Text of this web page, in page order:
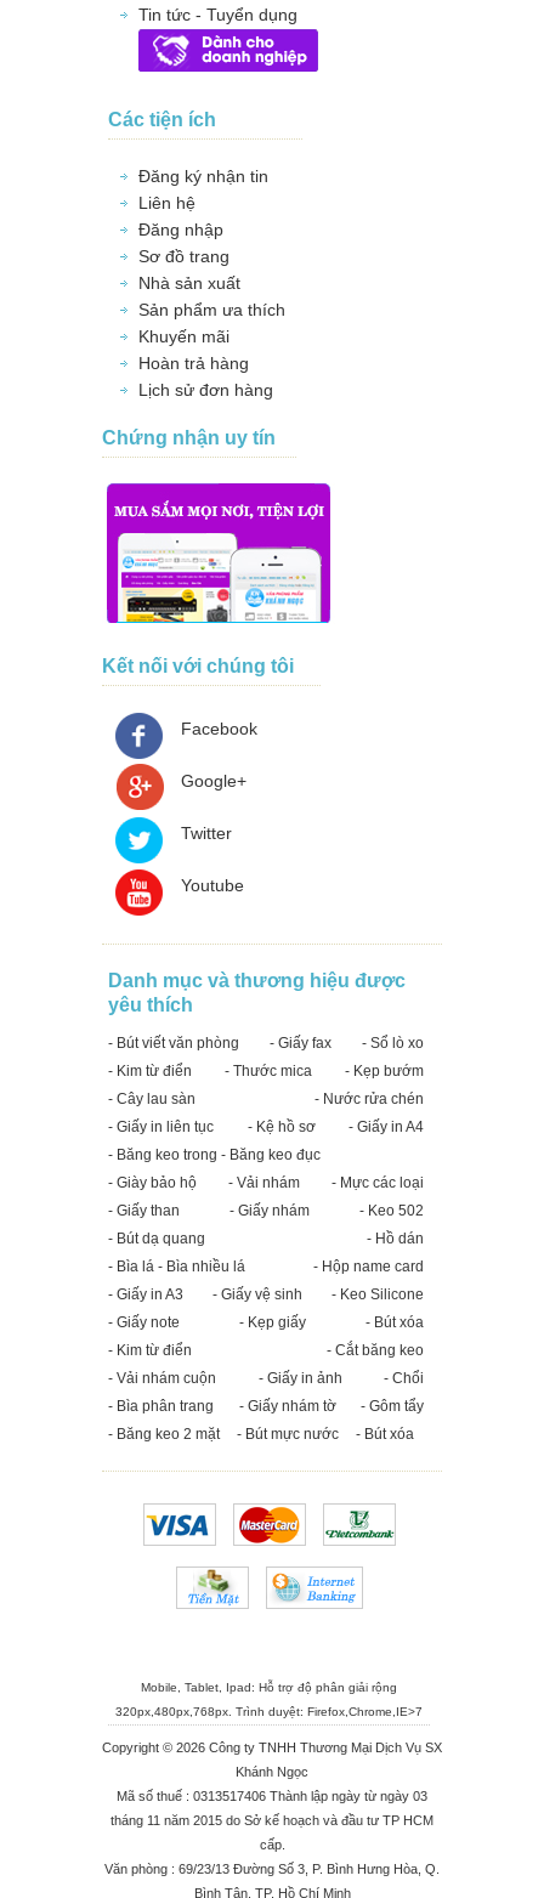
Tin tức - Tuyển dụng
Các tiện ích
Đăng ký nhận tin
Liên hệ
Đăng nhập
Sơ đồ trang
Nhà sản xuất
Sản phẩm ưa thích
Khuyến mãi
Hoàn trả hàng
Lịch sử đơn hàng
Chứng nhận uy tín
Kết nối với chúng tôi
Facebook
Google+
Twitter
Youtube
Danh mục và thương hiệu được
yêu thích
- Bút viết văn phòng - Giấy fax
- Sổ lò xo
- Kim từ điển
- Thước mica
- Kẹp bướm
- Cây lau sàn
- Nước rửa chén
- Giấy in liên tục
- Kệ hồ sơ
- Giấy in A4
- Băng keo trong - Băng keo đục
- Giày bảo hộ
- Vải nhám
- Mực các loại
- Giấy than
- Giấy nhám
- Keo 502
- Bút dạ quang
- Hồ dán
- Bìa lá - Bìa nhiều lá
- Hộp name card
- Giấy in A3
- Giấy vệ sinh
- Keo Silicone
- Giấy note
- Kẹp giấy
- Bút xóa
- Kim từ điển
- Cắt băng keo
- Vải nhám cuộn
- Giấy in ảnh
- Chổi
- Bìa phân trang
- Giấy nhám tờ
- Gôm tẩy
- Băng keo 2 mặt
- Bút mực nước - Bút xóa
Mobile, Tablet, Ipad: Hỗ trợ độ phân giải rộng
320px,480px,768px. Trình duyệt: Firefox,Chrome,IE>7
Copyright © 2026 Công ty TNHH Thương Mại Dịch Vụ SX
Khánh Ngọc
Mã số thuế : 0313517406 Thành lập ngày từ ngày 03
tháng 11 năm 2015 do Sở kế hoạch và đầu tư TP HCM
cấp.
Văn phòng : 69/23/13 Đường Số 3, P. Bình Hưng Hòa, Q.
Bình Tân, TP. Hồ Chí Minh